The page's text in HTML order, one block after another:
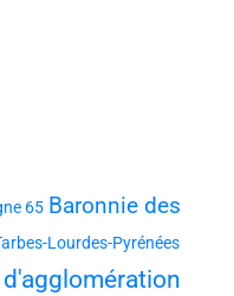
65 Baronnie des
Lourdes-Pyrénées